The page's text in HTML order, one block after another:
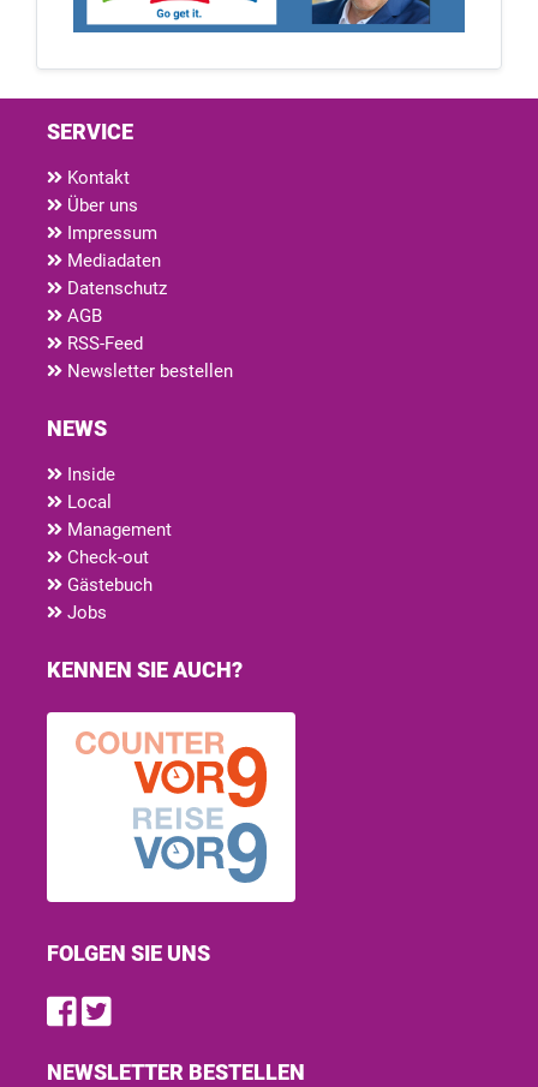
SERVICE
Kontakt
Über uns
Impressum
Mediadaten
Datenschutz
AGB
RSS-Feed
Newsletter bestellen
NEWS
Inside
Local
Management
Check-out
Gästebuch
Jobs
KENNEN SIE AUCH?
FOLGEN SIE UNS
Find us on Facebook
Follow us on Twitter
NEWSLETTER BESTELLEN